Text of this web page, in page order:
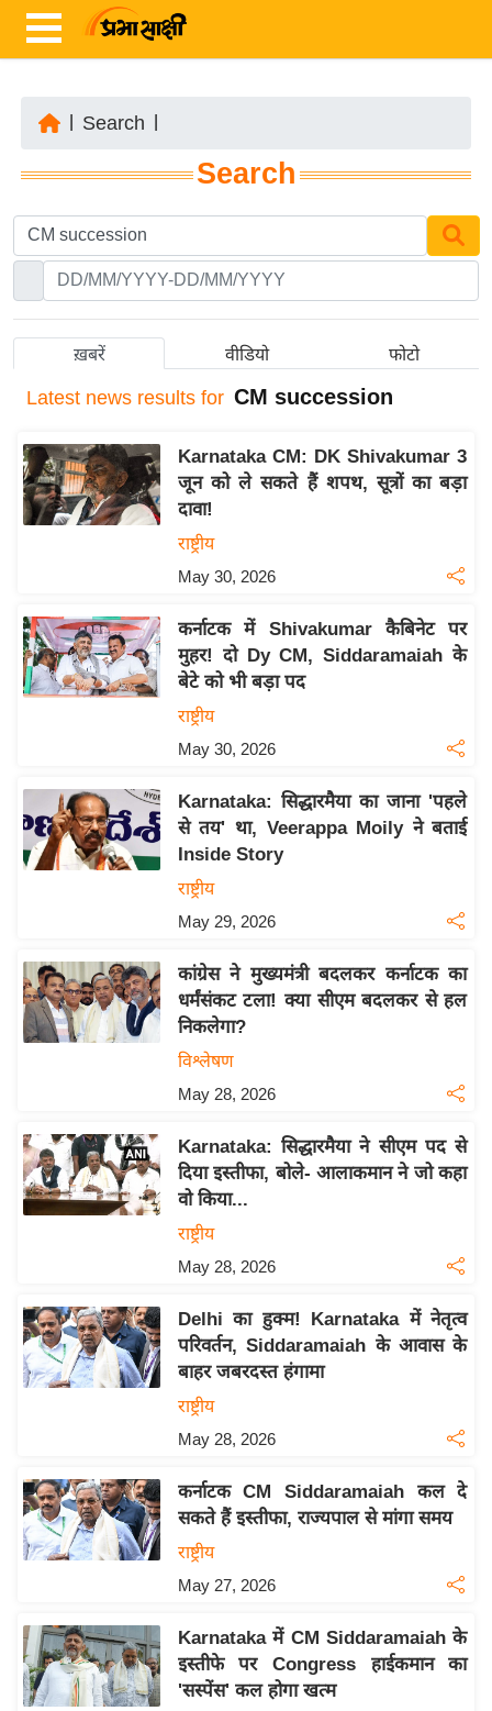
ज़ा
ख
र
ष्ट्री
अं
र्रा
ष्ट्री
य
स
उ
द्यो
ग
त
वि
शे
रा
य
ब
ल
क्रि
के
L
2
0
क्रा
इ
म
ई
पे
प
र
Search
Search
ख़बरें वीडियो फोटो
Latest news results for CM succession
Karnataka CM: DK Shivakumar 3
जून को ले सकते हैं शपथ, सूत्रों का बड़ा
दावा!
राष्ट्रीय
May 30, 2026
कर्नाटक में Shivakumar कैबिनेट पर
मुहर! दो Dy CM, Siddaramaiah के
बेटे को भी बड़ा पद
राष्ट्रीय
May 30, 2026
Karnataka: सिद्धारमैया का जाना 'पहले
से तय' था, Veerappa Moily ने बताई
Inside Story
राष्ट्रीय
May 29, 2026
कांग्रेस ने मुख्यमंत्री बदलकर कर्नाटक का
धर्मंसंकट टला! क्या सीएम बदलकर से हल
निकलेगा?
विश्लेषण
May 28, 2026
Karnataka: सिद्धारमैया ने सीएम पद से
दिया इस्तीफा, बोले- आलाकमान ने जो कहा
वो किया...
राष्ट्रीय
May 28, 2026
Delhi का हुक्म! Karnataka में नेतृत्व
परिवर्तन, Siddaramaiah के आवास के
बाहर जबरदस्त हंगामा
राष्ट्रीय
May 28, 2026
कर्नाटक CM Siddaramaiah कल दे
सकते हैं इस्तीफा, राज्यपाल से मांगा समय
राष्ट्रीय
May 27, 2026
Karnataka में CM Siddaramaiah के
इस्तीफे पर Congress हाईकमान का
'सस्पेंस' कल होगा खत्म